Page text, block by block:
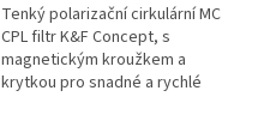
5
hvězdiček.
Tenký polarizační cirkulární MC
CPL filtr K&F Concept, s
magnetickým kroužkem a
krytkou pro snadné a rychlé